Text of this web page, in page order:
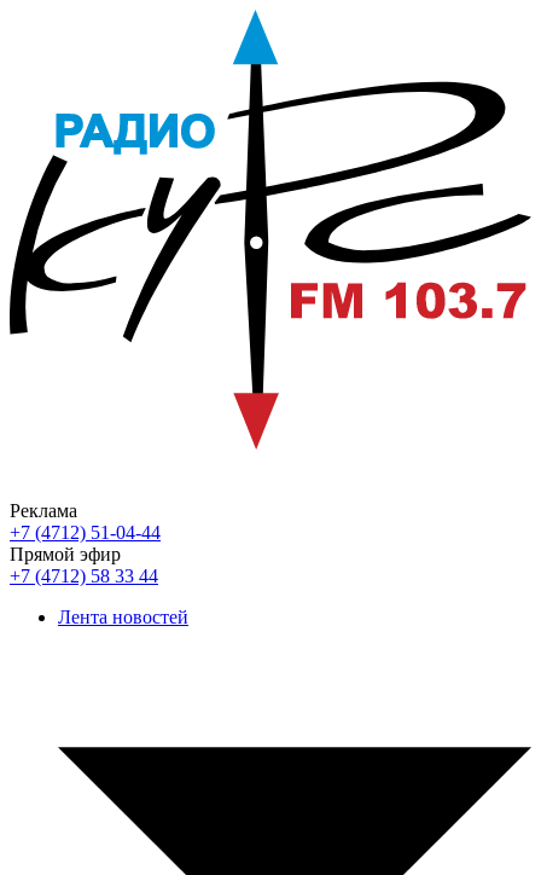
Реклама
+7 (4712) 51-04-44
Прямой эфир
+7 (4712) 58 33 44
Лента новостей